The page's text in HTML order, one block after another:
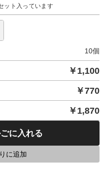
ット入っています
10個
￥ 1,100
￥770
￥ 1,870
に入れる
に追加